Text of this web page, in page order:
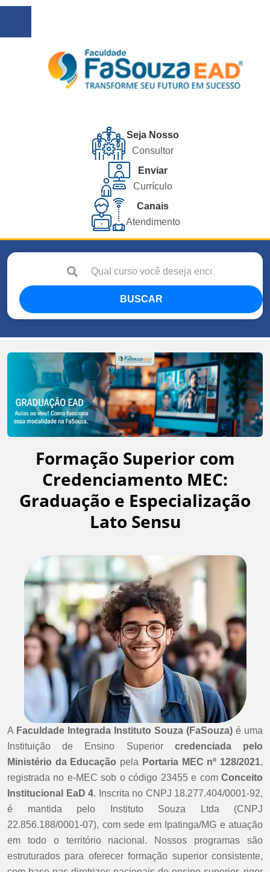
Seja Nosso
Consultor
Enviar
Currículo
Canais
Atendimento
BUSCAR
Formação Superior com
Credenciamento MEC:
Graduação e Especialização
Lato Sensu
A Faculdade Integrada Instituto Souza (FaSouza) é uma
Instituição de Ensino Superior credenciada pelo
Ministério da Educação pela Portaria MEC nº 128/2021,
registrada no e-MEC sob o código 23455 e com Conceito
Institucional EaD 4. Inscrita no CNPJ 18.277.404/0001-92,
é mantida pelo Instituto Souza Ltda (CNPJ
22.856.188/0001-07), com sede em Ipatinga/MG e atuação
em todo o território nacional. Nossos programas são
estruturados para oferecer formação superior consistente,